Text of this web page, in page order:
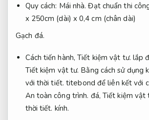
Quy cách: Mái nhà. Đạt chuẩn thi
x 250cm (dài) x 0,4 cm (chân dài)
Gạch đá.
Cách tiến hành,Tiết kiệm vật tư. lắp
Tiết kiệm vật tư. Bằng cách sử dụng
với thời tiết. titebond để liên kết với
An toàn công trình. đá, Tiết kiệm vật
thời tiết. kính.